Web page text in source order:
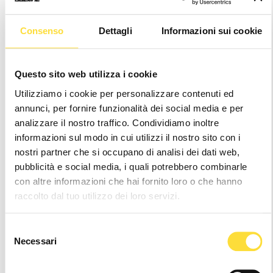
Consenso Dettagli Informazioni sui cookie
Questo sito web utilizza i cookie
Utilizziamo i cookie per personalizzare contenuti ed
annunci, per fornire funzionalità dei social media e per
analizzare il nostro traffico. Condividiamo inoltre
informazioni sul modo in cui utilizzi il nostro sito con i
nostri partner che si occupano di analisi dei dati web,
pubblicità e social media, i quali potrebbero combinarle
con altre informazioni che hai fornito loro o che hanno
raccolto dal tuo utilizzo dei loro servizi.
delNecessari
G.STRIVE T-SHIRT
GRAVEL BLACK
€34,90
G.STRIVE T-SHIRT LADY
GRAVEL BLACK
€34,90